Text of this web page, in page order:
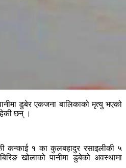
डुबेर एकजना बालिकाको मृत्यु भएको
छन् ।
कन्काई १ का कुलबहादुर रसाइलीकी ५
बिरिङ खोलाको पानीमा डुबेको अवस्थामा